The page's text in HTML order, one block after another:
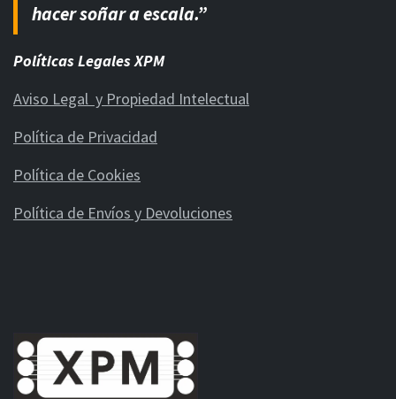
hacer soñar a escala.”
Políticas Legales XPM
Aviso Legal y Propiedad Intelectual
Política de Privacidad
Política de Cookies
Política de Envíos y Devoluciones